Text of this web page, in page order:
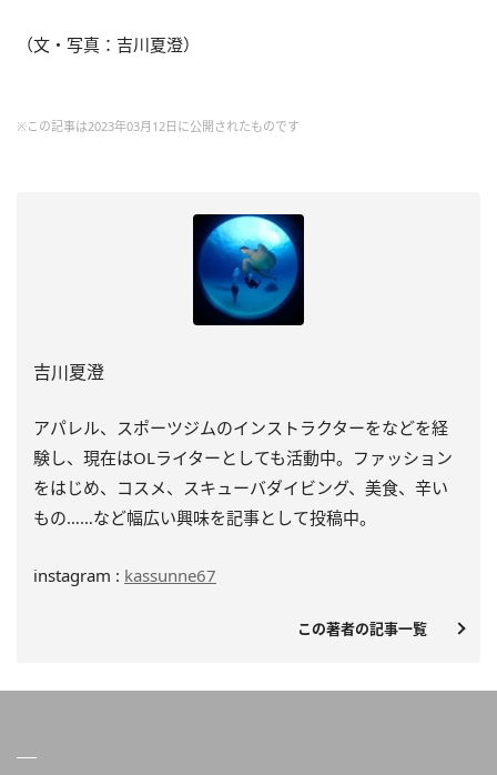
（文・写真：吉川夏澄）
※この記事は2023年03月12日に公開されたものです
吉川夏澄
アパレル、スポーツジムのインストラクターをなどを経
験し、 現在はOLライターとしても活動中。ファッション
をはじめ、 コスメ、スキューバダイビング、美食、辛い
もの……など幅広い興味を記事として投稿中。
instagram : kassunne67
この著者の記事一覧